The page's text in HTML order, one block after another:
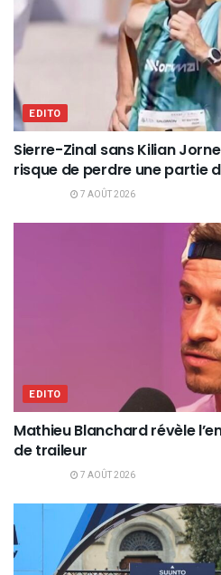
EDITO
Sierre-Zinal sans Kilian
risque de perdre une partie
7 AOÛT 2026
EDITO
Mathieu Blanchard révèle
de traileur
7 AOÛT 2026